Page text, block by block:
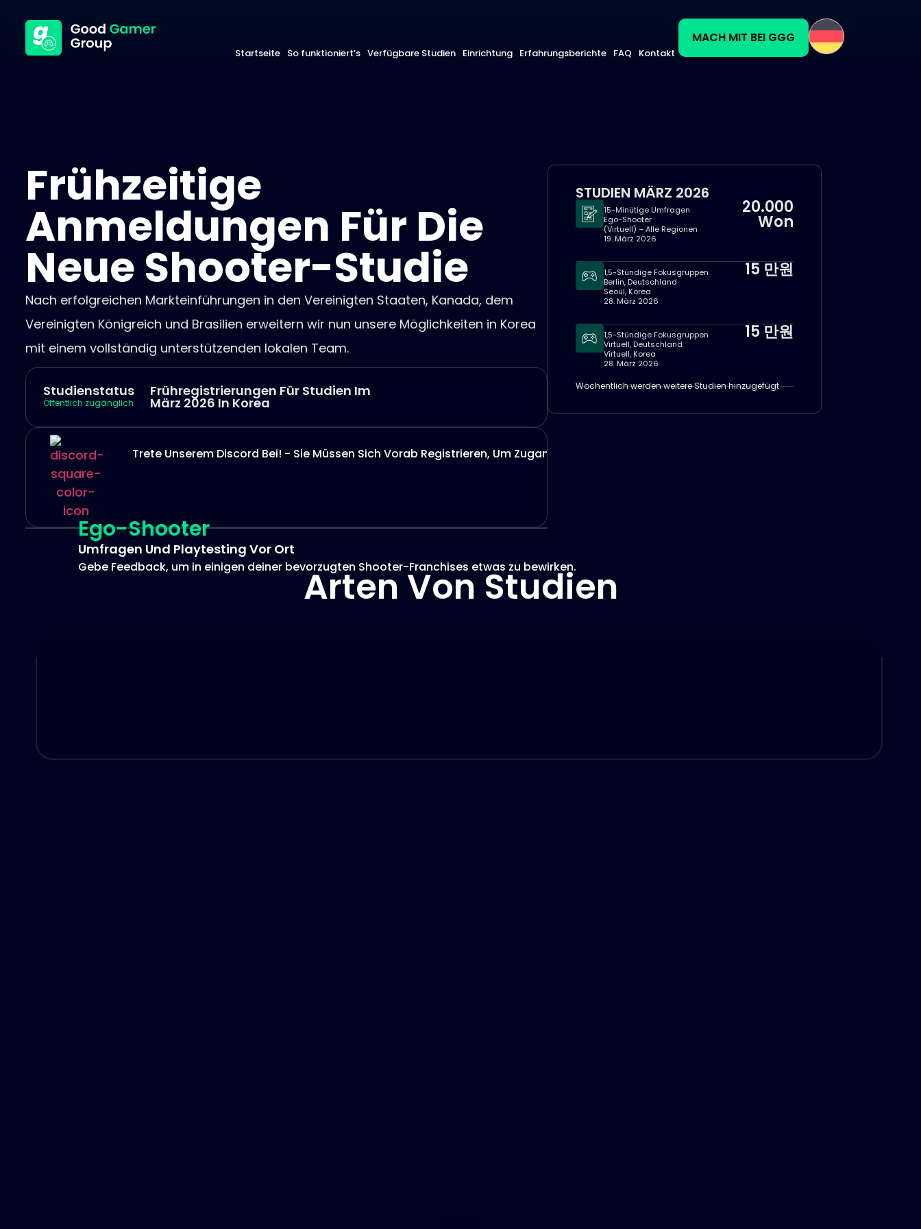
Startseite So funktioniert’s Verfügbare Studien Einrichtung Erfahrungsberichte FAQ Kontakt
MACH MIT BEI GGG
Frühzeitige
Anmeldungen Für Die
Neue Shooter-Studie
Nach erfolgreichen Markteinführungen in den Vereinigten Staaten, Kanada, dem
Vereinigten Königreich und Brasilien erweitern wir nun unsere Möglichkeiten in Korea
mit einem vollständig unterstützenden lokalen Team.
Studienstatus
Öffentlich zugänglich
Frühregistrierungen Für Studien Im
März 2026 In Korea
Trete Unserem Discord Bei! - Sie Müssen Sich Vorab Registrieren, Um Zugang Zu Erhalten
STUDIEN MÄRZ 2026
15-Minütige Umfragen
Ego-Shooter
(Virtuell) – Alle Regionen
19. März 2026
20.000
Won
1,5-Stündige Fokusgruppen
Berlin, Deutschland
Seoul, Korea
28. März 2026
15 만원
1,5-Stündige Fokusgruppen
Virtuell, Deutschland
Virtuell, Korea
28. März 2026
15 만원
Wöchentlich werden weitere Studien hinzugefügt
Arten Von Studien
Ego-Shooter
Umfragen Und Playtesting Vor Ort
Gebe Feedback, um in einigen deiner bevorzugten Shooter-Franchises etwas zu bewirken.